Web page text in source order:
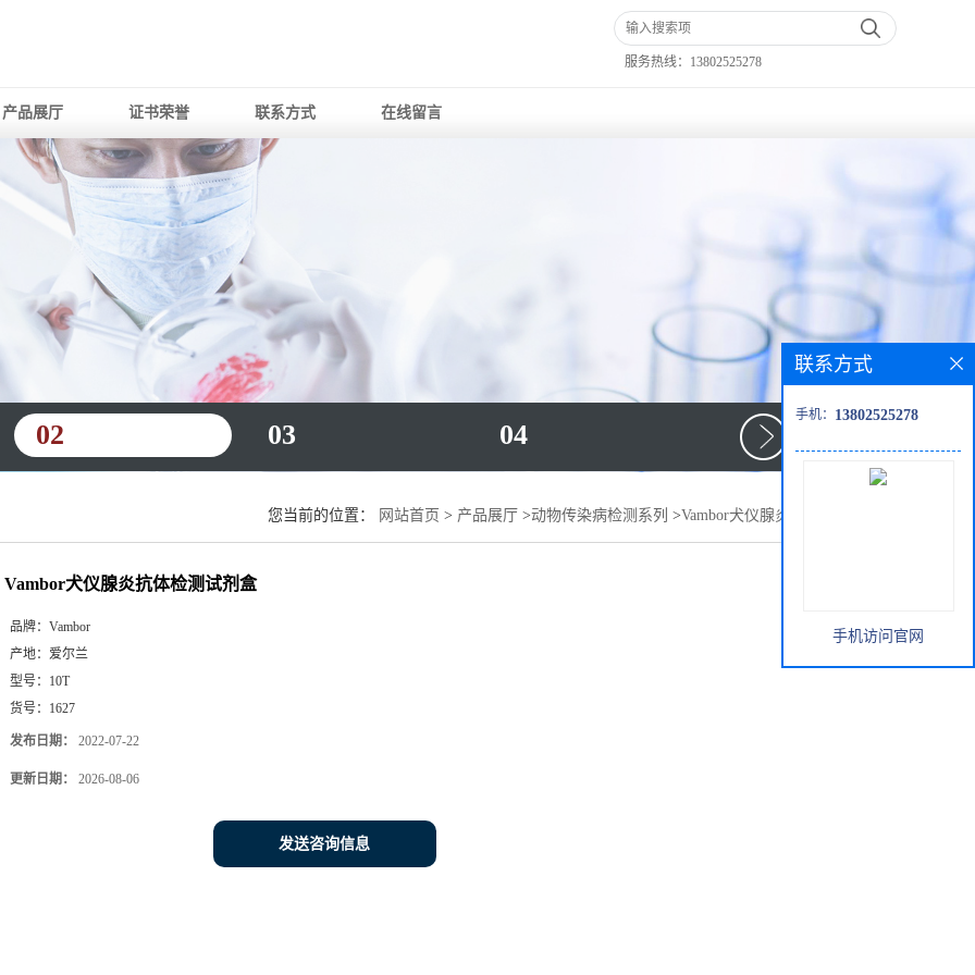
服务热线： 13802525278
产品展厅 证书荣誉 联系方式 在线留言
02 03 04
您当前的位置： 网站首页 > 产品展厅 >动物传染病检测系列 >Vambor犬仪腺炎抗体检测试剂盒
Vambor犬仪腺炎抗体检测试剂盒
品牌： Vambor
产地： 爱尔兰
型号： 10T
货号： 1627
发布日期： 2022-07-22
更新日期： 2026-08-06
发送咨询信息
联系方式
手机： 13802525278
手机访问官网